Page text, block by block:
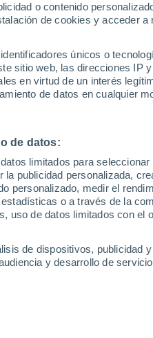
o contenido
de cookies y acceder a
únicos o
sitio web, las direcciones IP
en virtud de un interés
de datos en cualquier
de datos:
limitados para
publicidad personalizada,
personalizado, medir el
o a través de la
uso de datos limitados con el
de dispositivos, publicidad
y desarrollo de
Antonio
dejó
en la
una tormenta y se